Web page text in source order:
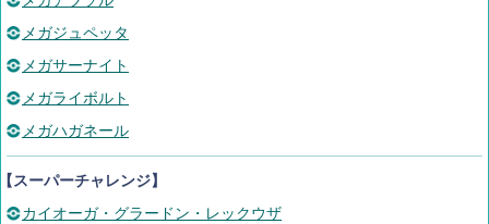
メガジュペッタ
メガサーナイト
メガライボルト
メガハガネール
スーパーチャレンジ】
カイオーガ・グラードン・レックウザ